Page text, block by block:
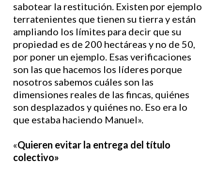
sabotear la restitución. Existen por ejemplo
terratenientes que tienen su tierra y están
ampliando los límites para decir que su
propiedad es de 200 hectáreas y no de 50,
por poner un ejemplo. Esas verificaciones
son las que hacemos los líderes porque
nosotros sabemos cuáles son las
dimensiones reales de las fincas, quiénes
son desplazados y quiénes no. Eso era lo
que estaba haciendo Manuel».
«Quieren evitar la entrega del título
colectivo»